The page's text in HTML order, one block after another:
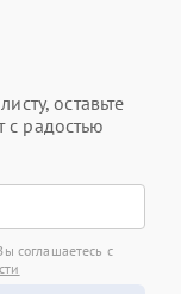
оставьте
радостью
соглашаетесь с